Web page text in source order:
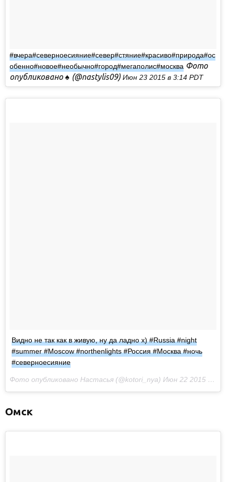
#вчера#северноесияние#север#стяние#красиво#природа#ос
обенно#новое#необычно#город#мегаполис#москва Фото
опубликовано ♠ (@nastylis09) Июн 23 2015 в 3:14 PDT
Видно не так как в живую, ну да ладно х) #Russia #night
#summer #Moscow #northenlights #Россия #Москва #ночь
#северноесияние
Фото опубликовано Настасья (@kotori_nya) Июн 22 2015 в 5:29 PDT
Омск